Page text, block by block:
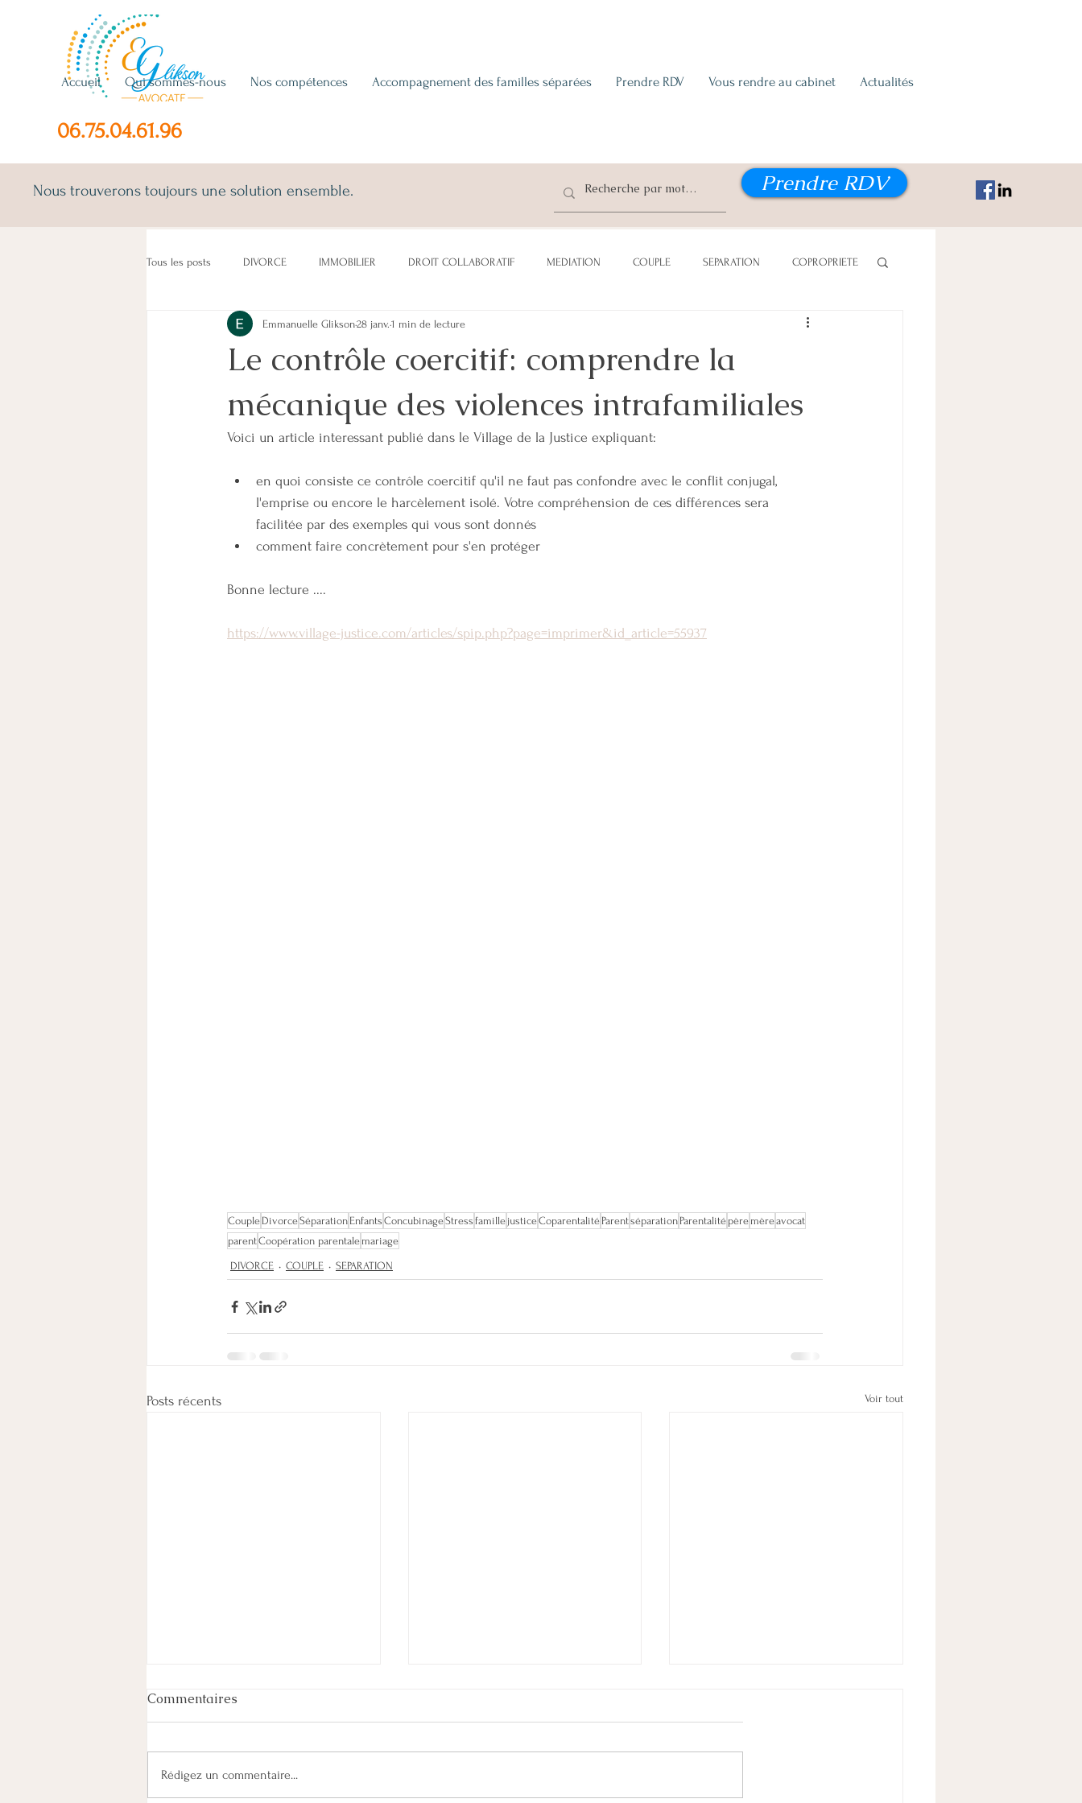
06.75.04.61.96
Accueil Qui sommes-nous Nos compétences Accompagnement des familles séparées Prendre RDV Vous rendre au cabinet Actualités
Nous trouverons toujours une solution ensemble. Prendre RDV
Tous les posts DIVORCE IMMOBILIER DROIT COLLABORATIF MEDIATION COUPLE SEPARATION COPROPRIETE
CONCUBINS LOCATION ADOPTION
JUSTICE
MESURES DE PROTECTION COORDINATION PARENTALE
Le contrôle coercitif: comprendre la
mécanique des violences intrafamiliales
Emmanuelle Glikson28 janv. 1 min de lecture
Voici un article interessant publié dans le Village de la Justice expliquant:
en quoi consiste ce contrôle coercitif qu'il ne faut pas confondre avec le conflit conjugal,
l'emprise ou encore le harcèlement isolé. Votre compréhension de ces différences sera
facilitée par des exemples qui vous sont donnés
comment faire concrètement pour s'en protéger
Bonne lecture ....
https://www.village-justice.com/articles/spip.php?page=imprimer&id_article=55937
Couple DivorceSéparation Enfants ConcubinageStress famille justiceCoparentalité Parentséparation Parentalité père mèreavocat
parentCoopération parentale mariage
DIVORCE COUPLE SEPARATION
Posts récents Voir tout
Commentaires
Rédigez un commentaire...